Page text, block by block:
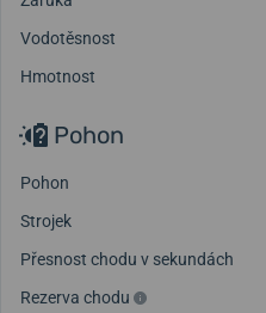
Vodotěsnost
Hmotnost
Pohon
Pohon
Strojek
Přesnost chodu v sekundách
Rezerva chodu